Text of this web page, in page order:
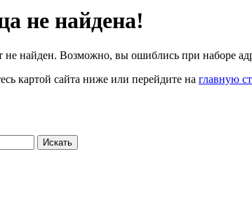
не найдена!
найден. Возможно, вы ошиблись при наборе
картой сайта ниже или перейдите на главную